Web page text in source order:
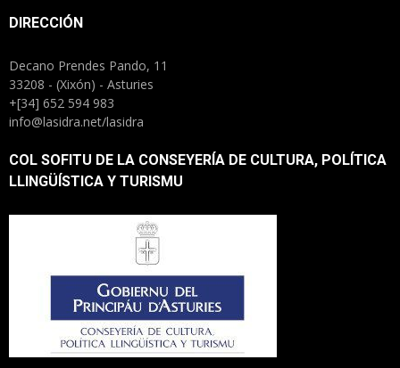
DIRECCIÓN
Decano Prendes Pando, 11
33208 - (Xixón) - Asturies
+[34] 652 594 983
info@lasidra.net/lasidra
COL SOFITU DE LA CONSEYERÍA DE CULTURA, POLÍTICA
LLINGÜÍSTICA Y TURISMU